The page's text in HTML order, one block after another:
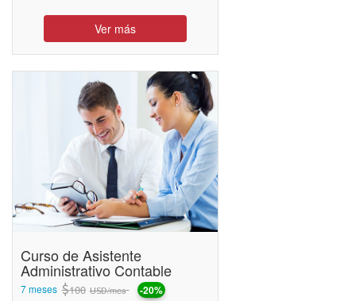
Ver más
Curso de Asistente
Administrativo Contable
7 meses $100 USD/mes -20%